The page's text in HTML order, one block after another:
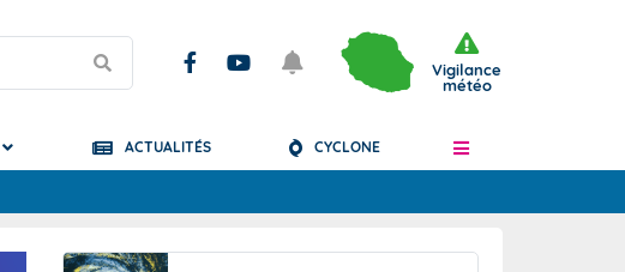
Articles
Vigilance
météo
ACTUALITÉS CYCLONE